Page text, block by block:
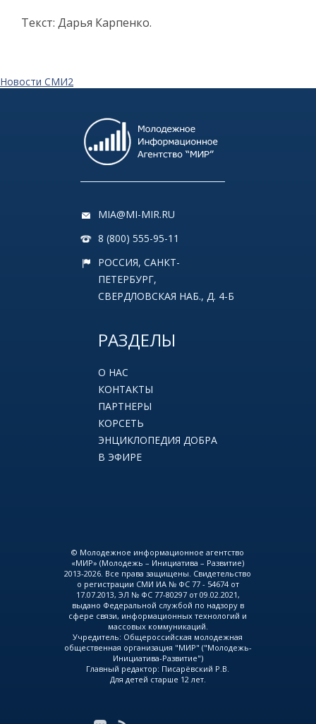
Текст: Дарья Карпенко.
Новости СМИ2
MIA@MI-MIR.RU
8 (800) 555-95-11
РОССИЯ, САНКТ-
ПЕТЕРБУРГ,
СВЕРДЛОВСКАЯ НАБ., Д. 4-Б
РАЗДЕЛЫ
О НАС
КОНТАКТЫ
ПАРТНЕРЫ
КОРСЕТЬ
ЭНЦИКЛОПЕДИЯ ДОБРА
В ЭФИРЕ
© Молодежное информационное агентство
«МИР» (Молодежь – Инициатива – Развитие)
2013-2026. Все права защищены. Свидетельство
о регистрации СМИ ИА № ФС 77 - 54674 от
17.07.2013, ЭЛ № ФС 77-80297 от 09.02.2021,
выдано Федеральной службой по надзору в
сфере связи, информационных технологий и
массовых коммуникаций.
Учредитель: Общероссийская молодежная
общественная организация "МИР" ("Молодежь-
Инициатива-Развитие")
Главный редактор: Писарёвский Р.В.
Для детей старше 12 лет.